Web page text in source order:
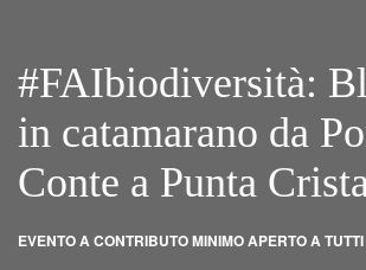
#FAIbiodiversità:
in catamarano da
Conte a Punta
EVENTO A CONTRIBUTO MINIMO APERTO A TUTTI